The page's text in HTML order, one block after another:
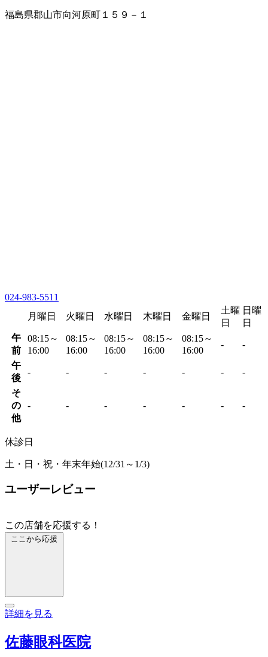
福島県郡山市向河原町１５９－１
024-983-5511
月曜日
火曜日 水曜日 木曜日 金曜日
土曜
日
日曜
日
午
前
08:15～
16:00
08:15～
16:00
08:15～
16:00
08:15～
16:00
08:15～
16:00
- -
午
後
- - - - - - -
そ
の
他
- - - - - - -
休診日
土・日・祝・年末年始(12/31～1/3)
ユーザーレビュー
この店舗を応援する！
ここから応援
詳細を見る
佐藤眼科医院